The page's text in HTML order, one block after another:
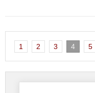
1 2 3 4 5
Suche